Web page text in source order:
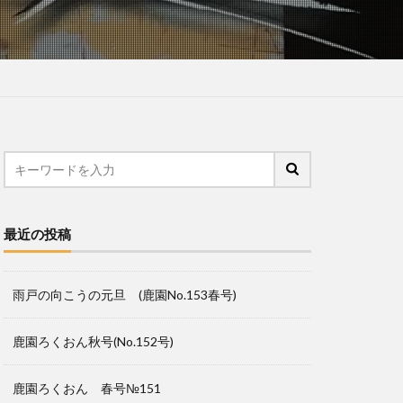
最近の投稿
雨戸の向こうの元旦 (鹿園No.153春号)
鹿園ろくおん秋号(No.152号)
鹿園ろくおん 春号№151